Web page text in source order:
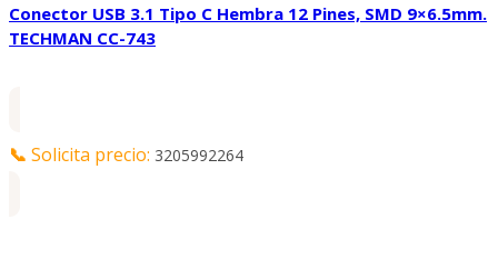
Conector USB 3.1 Tipo C Hembra 12 Pines, SMD 9×6.5mm.
TECHMAN CC-743
📞 Solicita precio: 3205992264